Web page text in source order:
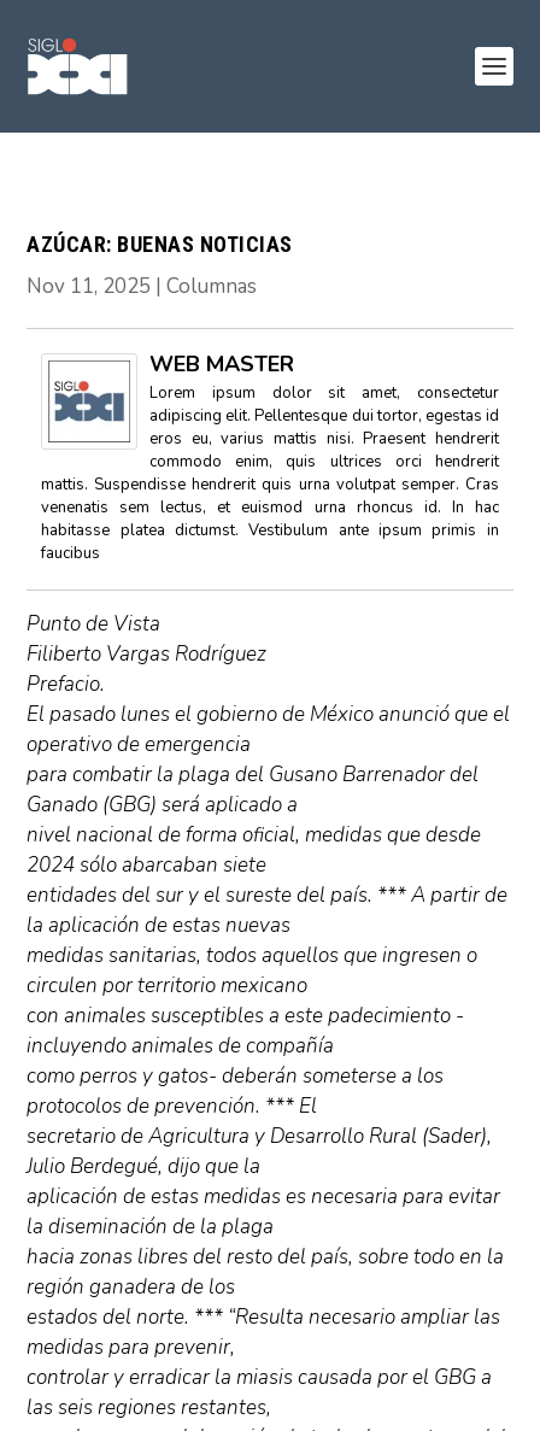
AZÚCAR: BUENAS NOTICIAS
Nov 11, 2025 |Columnas
WEB MASTER
Lorem ipsum dolor sit amet, consectetur
adipiscing elit. Pellentesque dui tortor, egestas id
eros eu, varius mattis nisi. Praesent hendrerit
commodo enim, quis ultrices orci hendrerit
mattis. Suspendisse hendrerit quis urna volutpat semper. Cras
venenatis sem lectus, et euismod urna rhoncus id. In hac
habitasse platea dictumst. Vestibulum ante ipsum primis in
faucibus
Punto de Vista
Filiberto Vargas Rodríguez
Prefacio.
El pasado lunes el gobierno de México anunció que el
operativo de emergencia
para combatir la plaga del Gusano Barrenador del
Ganado (GBG) será aplicado a
nivel nacional de forma oficial, medidas que desde
2024 sólo abarcaban siete
entidades del sur y el sureste del país. *** A partir de
la aplicación de estas nuevas
medidas sanitarias, todos aquellos que ingresen o
circulen por territorio mexicano
con animales susceptibles a este padecimiento -
incluyendo animales de compañía
como perros y gatos- deberán someterse a los
protocolos de prevención. *** El
secretario de Agricultura y Desarrollo Rural (Sader),
Julio Berdegué, dijo que la
aplicación de estas medidas es necesaria para evitar
la diseminación de la plaga
hacia zonas libres del resto del país, sobre todo en la
región ganadera de los
estados del norte. *** “Resulta necesario ampliar las
medidas para prevenir,
controlar y erradicar la miasis causada por el GBG a
las seis regiones restantes,